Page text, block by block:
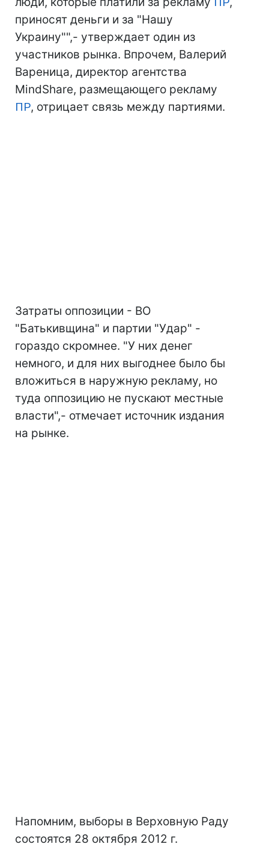
приносят деньги и за "Нашу
Украину"",- утверждает один из
участников рынка. Впрочем, Валерий
Вареница, директор агентства
MindShare, размещающего рекламу
ПР, отрицает связь между партиями.
Затраты оппозиции - ВО
"Батькивщина" и партии "Удар" -
гораздо скромнее. "У них денег
немного, и для них выгоднее было бы
вложиться в наружную рекламу, но
туда оппозицию не пускают местные
власти",- отмечает источник издания
на рынке.
Напомним, выборы в Верховную Раду
состоятся 28 октября 2012 г.